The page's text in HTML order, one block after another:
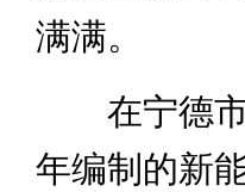
满满。
在宁德市
年编制的新